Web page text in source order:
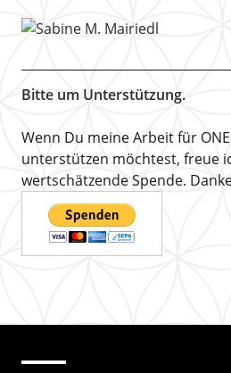
Bitte um Unterstützung.
Wenn Du meine Arbeit für ONE
unterstützen möchtest, freue
wertschätzende Spende.